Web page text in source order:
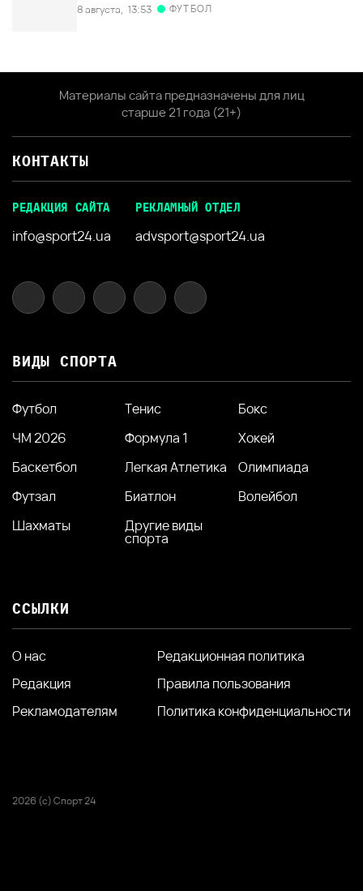
8 августа, 13:53 ФУТБОЛ
Материалы сайта предназначены для лиц
старше 21 года (21+)
КОНТАКТЫ
РЕДАКЦИЯ САЙТА
info@sport24.ua
РЕКЛАМНЫЙ ОТДЕЛ
advsport@sport24.ua
ВИДЫ СПОРТА
Футбол Тенис
Бокс
ЧМ 2026
Формула 1
Хокей
Баскетбол
Легкая Атлетика
Олимпиада
Футзал
Биатлон
Волейбол
Шахматы
Другие виды
спорта
ССЫЛКИ
О нас
Редакция
Рекламодателям
Редакционная политика
Правила пользования
Политика конфиденциальности
2026 (с) Спорт 24